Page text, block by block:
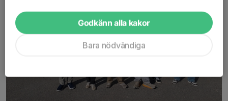
Godkänn alla kakor
Bara nödvändiga